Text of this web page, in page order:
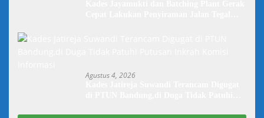
Agustus 4, 2026